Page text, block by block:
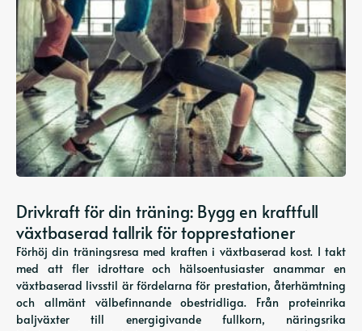
Drivkraft för din träning: Bygg en kraftfull
växtbaserad tallrik för topprestationer
Förhöj din träningsresa med kraften i växtbaserad kost. I takt
med att fler idrottare och hälsoentusiaster anammar en
växtbaserad livsstil är fördelarna för prestation, återhämtning
och allmänt välbefinnande obestridliga. Från proteinrika
baljväxter till energigivande fullkorn, näringsrika